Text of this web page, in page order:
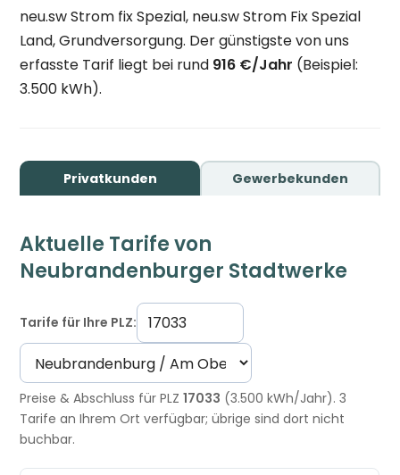
neu.sw Strom fix Spezial, neu.sw Strom Fix Spezial
Land, Grundversorgung. Der günstigste von uns
erfasste Tarif liegt bei rund 916 €/Jahr (Beispiel:
3.500 kWh).
Privatkunden Gewerbekunden
Aktuelle Tarife von
Neubrandenburger Stadtwerke
Tarife für Ihre PLZ:
Preise & Abschluss für PLZ17033 (3.500 kWh/Jahr). 3
Tarife an Ihrem Ort verfügbar; übrige sind dort nicht
buchbar.